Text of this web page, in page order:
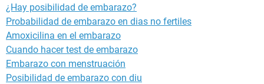
¿Hay posibilidad de embarazo?
Probabilidad de embarazo en dias no fertiles
Amoxicilina en el embarazo
Cuando hacer test de embarazo
Embarazo con menstruación
Posibilidad de embarazo con diu